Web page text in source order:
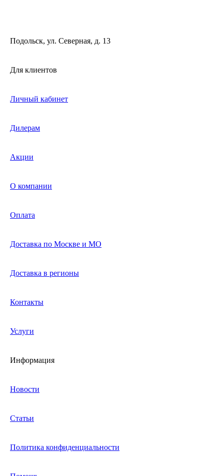
Подольск, ул. Северная, д. 13
Для клиентов
Личный кабинет
Дилерам
Акции
О компании
Оплата
Доставка по Москве и МО
Доставка в регионы
Контакты
Услуги
Информация
Новости
Статьи
Политика конфиденциальности